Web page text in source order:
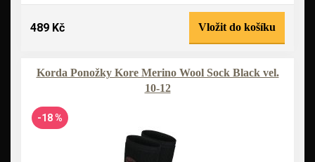
489 Kč Vložit do košíku
Korda Ponožky Kore Merino Wool Sock Black vel.
10-12
-18 %